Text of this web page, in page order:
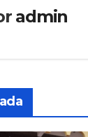
admin